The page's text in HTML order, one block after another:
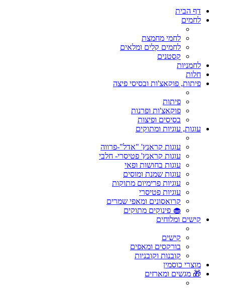
דף הבית
לחמים
לחמי מחמצת
לחמים קלים ומלאים
קסטנים
לחמניות
חלות
פיתות, פוקאצ'ות ובסיסי פיצה
פיתות
פוקאצ'ות ופרנות
בסיסים ופיצות
עוגות, עוגיות ומתוקים
עוגות קראנץ' "אדל"-פרווה
עוגות קראנץ' פטיסרי- חלבי
עוגות בחושות ופאי
עוגות שמנת ומוסים
עוגיות פרימיום מתוקות
עוגיות פטיסרי
קרואסונים ומאפי שמרים
🧁 פינוקים מתוקים
קישים ומלוחים
קישים
בורקסים ומאפים
קובנות וקובניות
מוצרי כוסמין
🎁 מגשים ומארזים